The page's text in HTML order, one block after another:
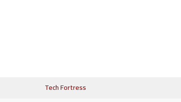
Tech Fortress